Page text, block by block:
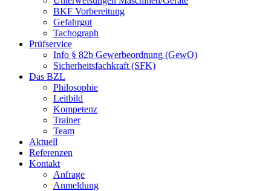
BKF Vorbereitung
Gefahrgut
Tachograph
Prüfservice
Info § 82b Gewerbeordnung (GewO)
Sicherheitsfachkraft (SFK)
Das BZL
Philosophie
Leitbild
Kompetenz
Trainer
Team
Aktuell
Referenzen
Kontakt
Anfrage
Anmeldung